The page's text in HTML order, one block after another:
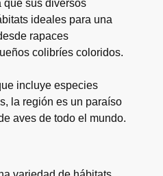
que sus diversos
ideales para una
rapaces
colibríes coloridos.
incluye especies
la región es un paraíso
aves de todo el mundo.